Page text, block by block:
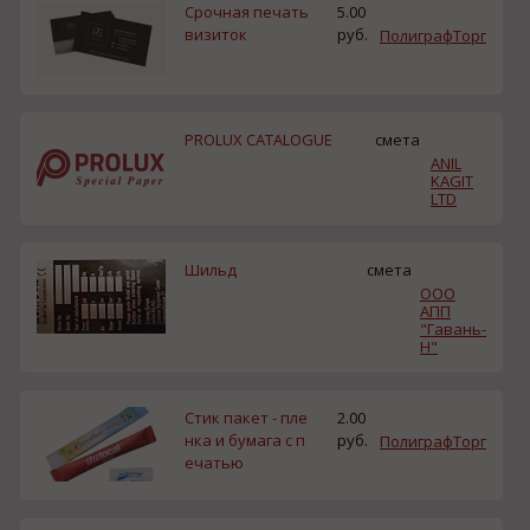
Срочная печать
визиток
5.00
руб.
ПолиграфТорг
PROLUX CATALOGUE
смета
ANIL
KAGIT
LTD
Шильд
смета
ООО
АПП
"Гавань-
Н"
Стик пакет - пле
нка и бумага с п
ечатью
2.00
руб.
ПолиграфТорг